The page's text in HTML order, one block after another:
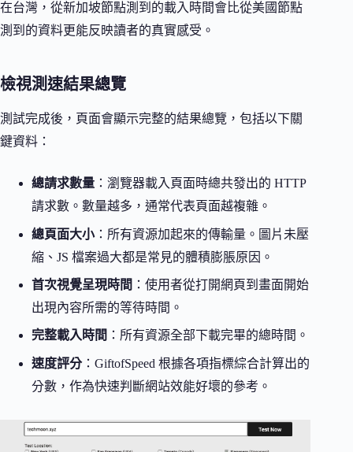
在台灣，從新加坡節點測到的載入時間會比從美國節點
測到的資料更能反映讀者的真實感受。
檢視測速結果總覽
測試完成後，頁面會顯示完整的結果總覽，包括以下關
鍵資料：
總請求數量 ：瀏覽器載入頁面時總共發出的 HTTP
請求數。數量越多，通常代表頁面越複雜。
總頁面大小：所有資源加起來的傳輸量。圖片未壓
縮、JS 檔案過大都是常見的體積膨脹原因。
首次視覺呈現時間 ：使用者從打開網頁到畫面開始
出現內容所需的等待時間。
完整載入時間 ：所有資源全部下載完畢的總時間。
速度評分：GiftofSpeed 根據各項指標綜合計算出的
分數，作為快速判斷網站效能好壞的參考。